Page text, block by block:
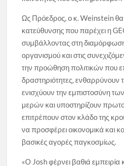
Ως Πρόεδρος, ο κ. Weinstein θα
κατεύθυνσης που παρέχει η
συμβάλλοντας στη διαμόρφωση
οργανισμού και στις
την προώθηση πολιτικών που
δραστηριότητες, ενθαρρύνουν
ενισχύουν την εμπιστοσύνη
μερών και υποστηρίζουν
επιτρέπουν στον κλάδο της
να προσφέρει οικονομικά και
βασικές αγορές παγκοσμίως.
«Ο Josh φέρνει βαθιά εμπειρία